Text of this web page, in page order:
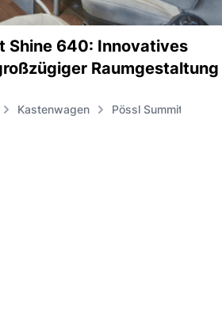
Shine 640: Innovatives
Raumgestaltung
Kastenwagen Pössl Summit